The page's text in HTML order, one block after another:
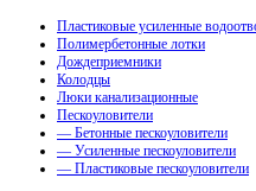
Пластиковые усиленные
Полимербетонные лотки
Дождеприемники
Колодцы
Люки канализационные
Пескоуловители
— Бетонные пескоуловители
— Усиленные пескоуловители
— Пластиковые пескоуловители